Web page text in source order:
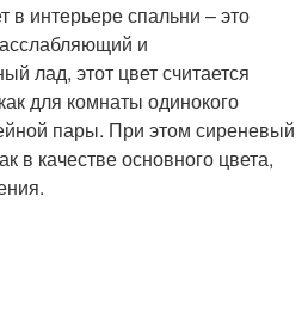
интерьере спальни – это
и
лад, этот цвет считается
для комнаты одинокого
пары. При этом сиреневый
в качестве основного цвета,